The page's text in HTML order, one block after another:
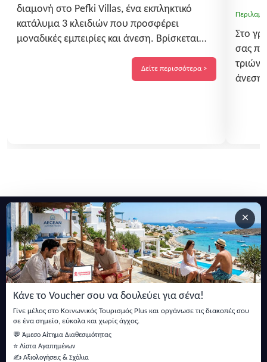
διαμονή στο Pefki Villas, ένα εκπληκτικό
κατάλυμα 3 κλειδιών που προσφέρει
μοναδικές εμπειρίες και άνεση. Βρίσκεται
λίγα βήματα από την παραλία, το Pefki Villas
αποτελεί την ιδανική επιλογή...
Δείτε περισσότερα >
Στο
σας
τριών
άνεση
×
Κάνε το Voucher σου να δουλεύει για σένα!
Γίνε μέλος στο Κοινωνικός Τουρισμός Plus και οργάνωσε τις διακοπές σου
σε ένα σημείο, εύκολα και χωρίς άγχος.
💬 Άμεσο Αίτημα Διαθεσιμότητας
⭐ Λίστα Αγαπημένων
✍️ Αξιολογήσεις & Σχόλια
Εγγραφείτε στο newsletter μας
Μείνετε ενημερωμένοι με τις τελευταίες ειδήσεις, ανακοινώσεις
και άρθρα.